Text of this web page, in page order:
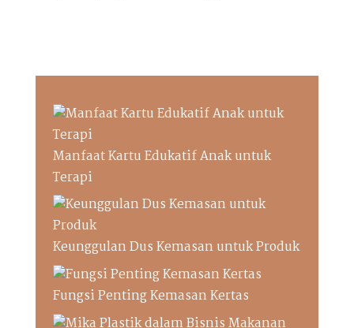
Manfaat Kartu Edukatif Anak untuk
Terapi
Keunggulan Dus Kemasan untuk Produk
Fungsi Penting Kemasan Kertas